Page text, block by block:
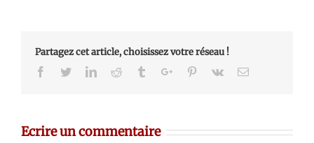
Partagez cet article, choisissez votre réseau !
Facebook
TwitterLinkedinReddit TumblrGoogle+Pinterest
Vk Email
Ecrire un commentaire